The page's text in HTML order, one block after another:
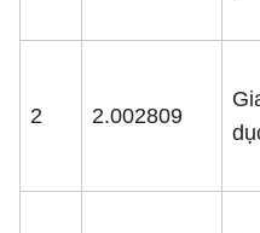
2 2.002809